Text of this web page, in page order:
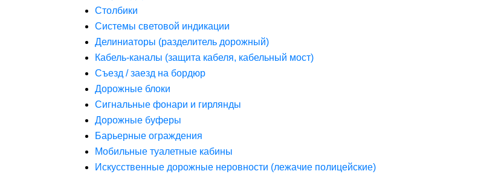
Столбики
Системы световой индикации
Делиниаторы (разделитель дорожный)
Кабель-каналы (защита кабеля, кабельный мост)
Съезд / заезд на бордюр
Дорожные блоки
Сигнальные фонари и гирлянды
Дорожные буферы
Барьерные ограждения
Мобильные туалетные кабины
Искусственные дорожные неровности (лежачие полицейские)